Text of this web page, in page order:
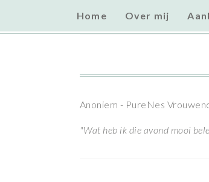
Home Over mij
Anoniem - PureNes
"Wat heb ik die avond mooi